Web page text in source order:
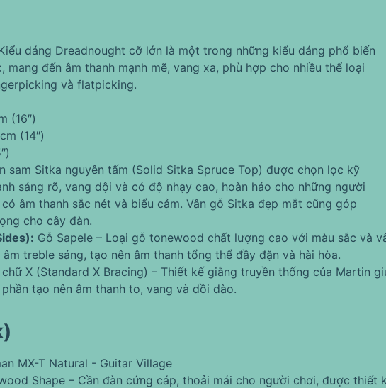
dáng Dreadnought cỡ lớn là một trong những kiểu dáng phổ biến
mang đến âm thanh mạnh mẽ, vang xa, phù hợp cho nhiều thể loại
và flatpicking.
(16″)
(14″)
sam Sitka nguyên tấm (Solid Sitka Spruce Top) được chọn lọc kỹ
sáng rõ, vang dội và có độ nhạy cao, hoàn hảo cho những người
âm thanh sắc nét và biểu cảm. Vân gỗ Sitka đẹp mắt cũng góp
cho cây đàn.
Gỗ Sapele – Loại gỗ tonewood chất lượng cao với màu sắc và
treble sáng, tạo nên âm thanh tổng thể đầy đặn và hài hòa.
chữ X (Standard X Bracing) – Thiết kế giằng truyền thống của Martin
tạo nên âm thanh to, vang và dồi dào.
Shape – Cần đàn cứng cáp, thoải mái cho người chơi, được thiết